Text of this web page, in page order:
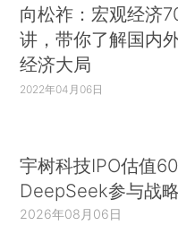
向松祚：宏观经济
讲，带你了解国内
经济大局
2022年04月06日
宇树科技IPO估值
DeepSeek参与战
2026年08月06日